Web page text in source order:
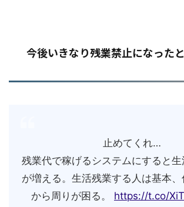
今後いきなり残業禁止になった
止めてくれ…
残業代で稼げるシステムにすると生
が増える。生活残業する人は基本
から周りが困る。 https://t.co/